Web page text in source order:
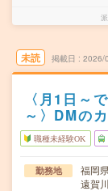
未読 掲載日 2026/
〈月1日～
～〉DMの
職種未経験OK
勤務地
福岡
遠賀